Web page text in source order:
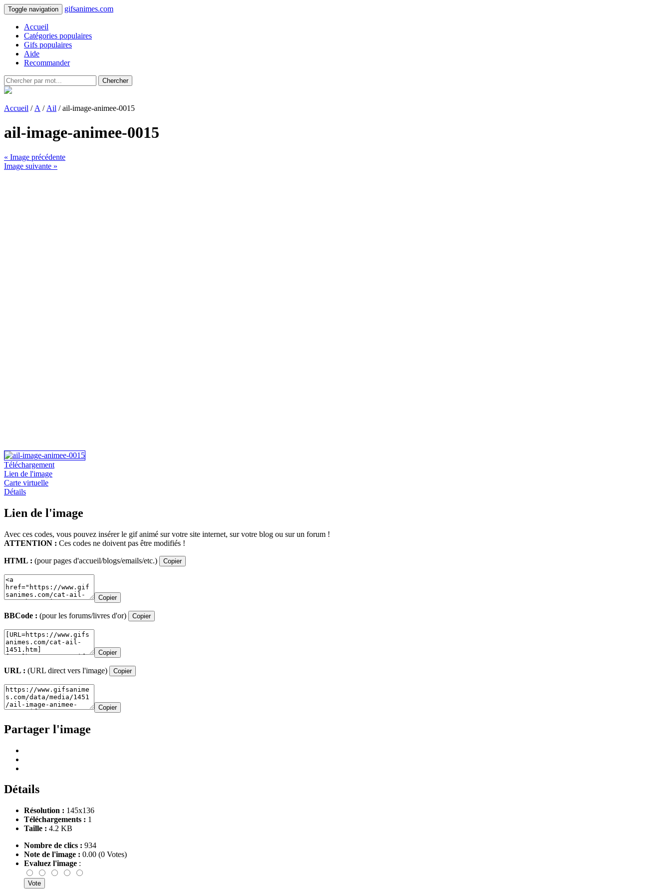
Toggle navigation gifsanimes.com
Accueil
Catégories populaires
Gifs populaires
Aide
Recommander
Chercher
Accueil / A / Ail / ail-image-animee-0015
ail-image-animee-0015
« Image précédente
Image suivante »
Téléchargement
Lien de l'image
Carte virtuelle
Détails
Lien de l'image
Avec ces codes, vous pouvez insérer le gif animé sur votre site internet, sur votre blog ou sur un forum !
ATTENTION : Ces codes ne doivent pas être modifiés !
HTML : (pour pages d'accueil/blogs/emails/etc.) Copier
Copier
BBCode : (pour les forums/livres d'or) Copier
Copier
URL : (URL direct vers l'image) Copier
Copier
Partager l'image
Détails
Résolution : 145x136
Téléchargements : 1
Taille : 4.2 KB
Nombre de clics : 934
Note de l'image : 0.00 (0 Votes)
Evaluez l'image :